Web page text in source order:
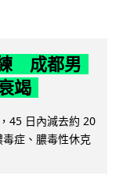
成都男
竭
45 日內減去約 20
症、膿毒性休克